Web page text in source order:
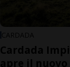
CARDADA
Cardada
apre il nuovo